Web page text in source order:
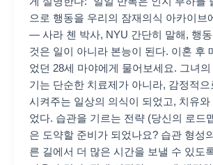
으로 행동을 우리의 잠재의식 아카이브
— 사라 첸 박사, NYU 간단히 말해, 행
것은 일이 아니라 본능이 된다. 이혼 후
었던 28세 마야에게 물어보세요. 그녀
기는 단순한 치료제가 아니라, 감정적으
시켜주는 일상의 의식이 되었고, 치유와
었다. 습관을 기르는 전략 (당신의 로드
은 도약할 준비가 되었나요? 습관 형성
른 길에서 더 많은 시간을 보낼 수 있도